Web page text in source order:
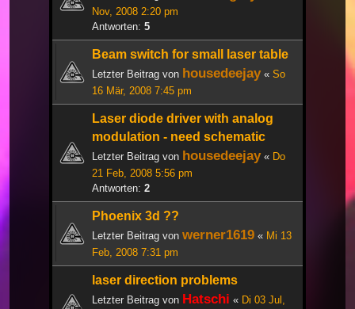
Nov, 2008 2:20 pm
Antworten: 5
Beam switch for small laser table
Letzter Beitrag von housedeejay« So
16 Mär, 2008 7:45 pm
Laser diode driver with analog
modulation - need schematic
Letzter Beitrag von housedeejay« Do
21 Feb, 2008 5:56 pm
Antworten: 2
Phoenix 3d ??
Letzter Beitrag von werner1619 « Mi 13
Feb, 2008 7:31 pm
laser direction problems
Letzter Beitrag von Hatschi « Di 03 Jul,